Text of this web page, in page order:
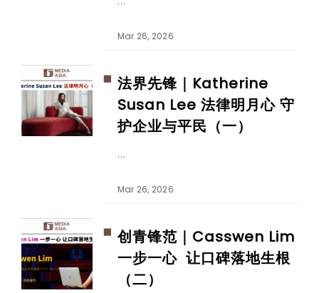
Mar 26, 2026
法界先锋｜Katherine
Susan Lee 法律明月心 守
护企业与平民（一）
Mar 26, 2026
创青锋范｜Casswen Lim
一步一心 让口碑落地生根
（二）